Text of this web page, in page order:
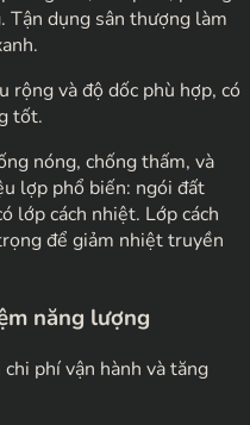
Tận dụng sân thượng làm
rộng và độ dốc phù hợp, có
tốt.
nóng, chống thấm, và
lợp phổ biến: ngói đất
lớp cách nhiệt. Lớp cách
để giảm nhiệt truyền
năng lượng
phí vận hành và tăng